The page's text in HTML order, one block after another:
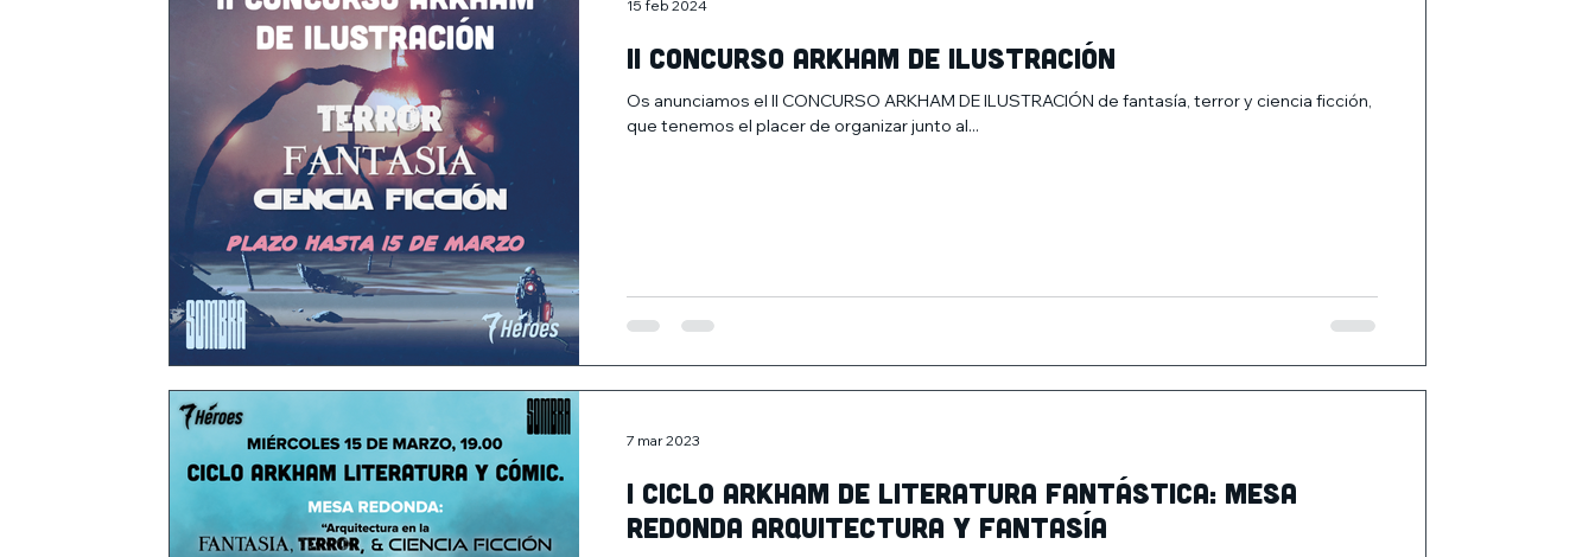
II CONCURSO ARKHAM DE ILUSTRACIÓN
Os anunciamos el II CONCURSO ARKHAM DE ILUSTRACIÓN de fantasía, terror y ciencia ficción,
que tenemos el placer de organizar junto al...
15 feb 2024
I Ciclo Arkham de Literatura fantástica: Mesa
redonda Arquitectura y fantasía
7 mar 2023